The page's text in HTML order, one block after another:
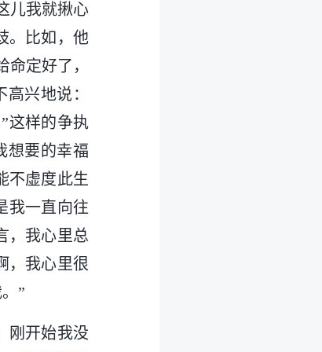
儿我就揪心
。比如，他
定好了，
兴地说：
这样的争执
想要的幸福
不虚度此生
我一直向往
，我心里总
，我心里很
”
刚开始我没